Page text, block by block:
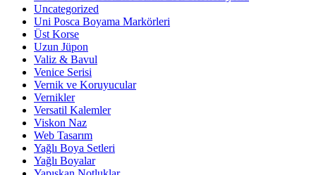
Uncategorized
Uni Posca Boyama Markörleri
Üst Korse
Uzun Jüpon
Valiz & Bavul
Venice Serisi
Vernik ve Koruyucular
Vernikler
Versatil Kalemler
Viskon Naz
Web Tasarım
Yağlı Boya Setleri
Yağlı Boyalar